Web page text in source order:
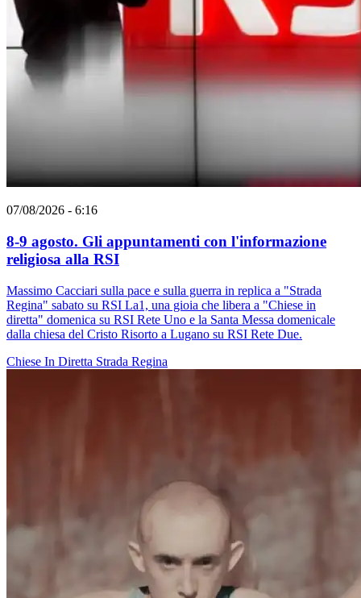
07/08/2026 - 6:16
8-9 agosto. Gli appuntamenti con l'informazione
religiosa alla RSI
Massimo Cacciari sulla pace e sulla guerra in replica a "Strada
Regina" sabato su RSI La1, una gioia che libera a "Chiese in
diretta" domenica su RSI Rete Uno e la Santa Messa domenicale
dalla chiesa del Cristo Risorto a Lugano su RSI Rete Due.
Chiese In Diretta Strada Regina